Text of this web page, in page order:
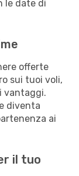
le date di
offerte
sui tuoi voli,
vantaggi.
diventa
ai
il tuo